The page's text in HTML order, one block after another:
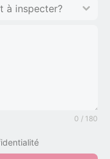
à inspecter?
0 / 180